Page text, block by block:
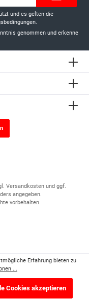
und es gelten die
.
genommen und erkenne
Versandkostenund ggf.
angegeben.
vorbehalten.
Erfahrung bieten zu
...
Cookies akzeptieren